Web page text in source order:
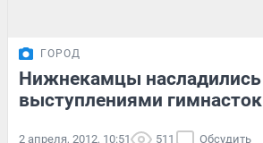
ГОРОД
Нижнекамцы насладились
выступлениями гимнасток
2 апреля, 2012, 10:51 511 Обсудить